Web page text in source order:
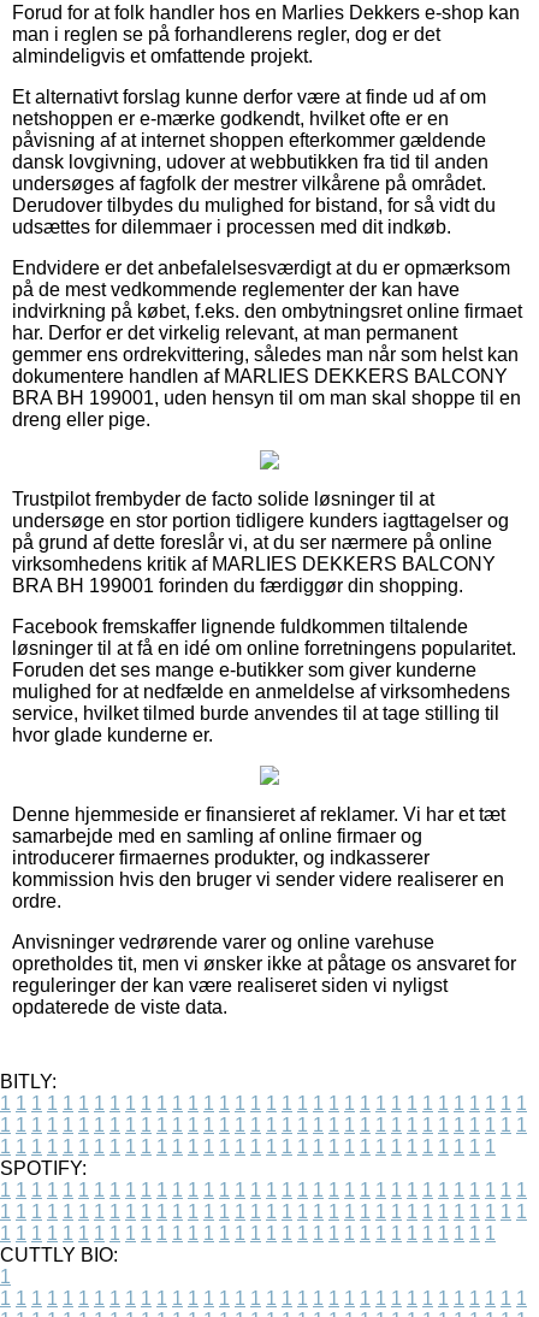
Forud for at folk handler hos en Marlies Dekkers e-shop kan
man i reglen se på forhandlerens regler, dog er det
almindeligvis et omfattende projekt.
Et alternativt forslag kunne derfor være at finde ud af om
netshoppen er e-mærke godkendt, hvilket ofte er en
påvisning af at internet shoppen efterkommer gældende
dansk lovgivning, udover at webbutikken fra tid til anden
undersøges af fagfolk der mestrer vilkårene på området.
Derudover tilbydes du mulighed for bistand, for så vidt du
udsættes for dilemmaer i processen med dit indkøb.
Endvidere er det anbefalelsesværdigt at du er opmærksom
på de mest vedkommende reglementer der kan have
indvirkning på købet, f.eks. den ombytningsret online firmaet
har. Derfor er det virkelig relevant, at man permanent
gemmer ens ordrekvittering, således man når som helst kan
dokumentere handlen af MARLIES DEKKERS BALCONY
BRA BH 199001, uden hensyn til om man skal shoppe til en
dreng eller pige.
Trustpilot frembyder de facto solide løsninger til at
undersøge en stor portion tidligere kunders iagttagelser og
på grund af dette foreslår vi, at du ser nærmere på online
virksomhedens kritik af MARLIES DEKKERS BALCONY
BRA BH 199001 forinden du færdiggør din shopping.
Facebook fremskaffer lignende fuldkommen tiltalende
løsninger til at få en idé om online forretningens popularitet.
Foruden det ses mange e-butikker som giver kunderne
mulighed for at nedfælde en anmeldelse af virksomhedens
service, hvilket tilmed burde anvendes til at tage stilling til
hvor glade kunderne er.
Denne hjemmeside er finansieret af reklamer. Vi har et tæt
samarbejde med en samling af online firmaer og
introducerer firmaernes produkter, og indkasserer
kommission hvis den bruger vi sender videre realiserer en
ordre.
Anvisninger vedrørende varer og online varehuse
opretholdes tit, men vi ønsker ikke at påtage os ansvaret for
reguleringer der kan være realiseret siden vi nyligst
opdaterede de viste data.
BITLY:
1 1 1 1 1 1 1 1 1 1 1 1 1 1 1 1 1 1 1 1 1 1 1 1 1 1 1 1 1 1 1 1 1 1
1 1 1 1 1 1 1 1 1 1 1 1 1 1 1 1 1 1 1 1 1 1 1 1 1 1 1 1 1 1 1 1 1 1
1 1 1 1 1 1 1 1 1 1 1 1 1 1 1 1 1 1 1 1 1 1 1 1 1 1 1 1 1 1 1 1
SPOTIFY:
1 1 1 1 1 1 1 1 1 1 1 1 1 1 1 1 1 1 1 1 1 1 1 1 1 1 1 1 1 1 1 1 1 1
1 1 1 1 1 1 1 1 1 1 1 1 1 1 1 1 1 1 1 1 1 1 1 1 1 1 1 1 1 1 1 1 1 1
1 1 1 1 1 1 1 1 1 1 1 1 1 1 1 1 1 1 1 1 1 1 1 1 1 1 1 1 1 1 1 1
CUTTLY BIO:
1
1 1 1 1 1 1 1 1 1 1 1 1 1 1 1 1 1 1 1 1 1 1 1 1 1 1 1 1 1 1 1 1 1 1